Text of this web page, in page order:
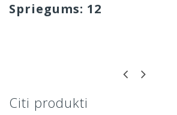
Spriegums: 12
Citi produkti